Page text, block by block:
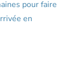
pour faire
en